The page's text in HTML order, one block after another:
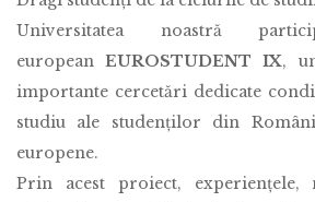
Universitatea noastră
europeanEUROSTUDENT IX,
importante cercetări dedicate
studiu ale studenților din
europene.
Prin acest proiect,